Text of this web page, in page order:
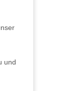
und